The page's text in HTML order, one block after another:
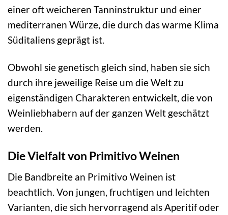
einer oft weicheren Tanninstruktur und einer
mediterranen Würze, die durch das warme Klima
Süditaliens geprägt ist.
Obwohl sie genetisch gleich sind, haben sie sich
durch ihre jeweilige Reise um die Welt zu
eigenständigen Charakteren entwickelt, die von
Weinliebhabern auf der ganzen Welt geschätzt
werden.
Die Vielfalt von Primitivo Weinen
Die Bandbreite an Primitivo Weinen ist
beachtlich. Von jungen, fruchtigen und leichten
Varianten, die sich hervorragend als Aperitif oder